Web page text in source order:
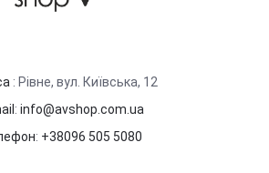
: Рівне, вул. Київська, 12
: info@avshop.com.ua
: +38096 505 5080